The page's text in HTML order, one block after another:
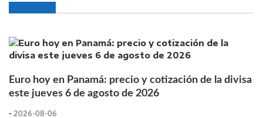
Euro hoy en Panamá: precio y cotización de la divisa
este jueves 6 de agosto de 2026
- 2026-08-06